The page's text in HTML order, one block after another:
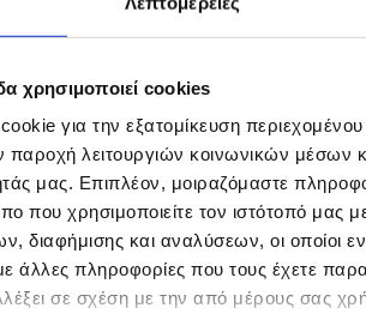
χρησιμοποιεί cookies
για την εξατομίκευση περιεχομένου
παροχή λειτουργιών κοινωνικών μέσων
μας. Επιπλέον, μοιραζόμαστε
που χρησιμοποιείτε τον ιστότοπό μας
διαφήμισης και αναλύσεων, οι οποίοι
άλλες πληροφορίες που τους έχετε
σε σχέση με την από μέρους σας